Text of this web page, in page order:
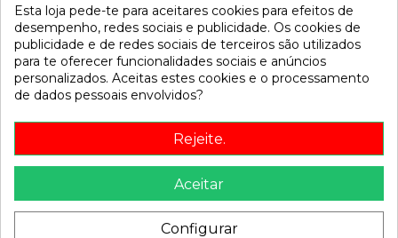
12.02
Referência 783192
Disponível a partir de: 2022-04-04
Recambio de cerradura puerta delantera derecha para
peugeot 206 berlina xr | 06.98 - 12.02 xr | 06.98 - 12.02
referencia OEM IAM
Esta loja pede-te para aceitares cookies para efeitos de
desempenho, redes sociais e publicidade. Os cookies de
publicidade e de redes sociais de terceiros são utilizados
para te oferecer funcionalidades sociais e anúncios
personalizados. Aceitas estes cookies e o processamento
de dados pessoais envolvidos?
Rejeite.
Aceitar
Configurar